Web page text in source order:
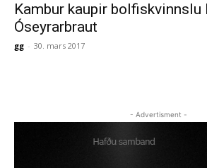
Kambur kaupir bolfiskvinnslu
Óseyrarbraut
gg - 30. mars 2017
- Advertisment -